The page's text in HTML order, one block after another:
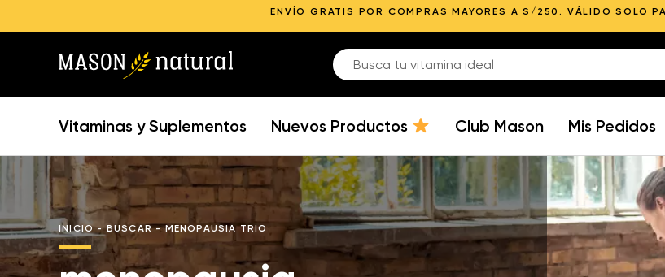
ENVÍO GRATIS POR COMPRAS MAYORES A S/250. VÁLIDO SOLO
Vitaminas y Suplementos Nuevos Productos Club Mason Mis Pedidos
INICIO-BUSCAR-MENOPAUSIA TRIO